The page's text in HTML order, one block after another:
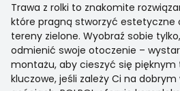
Trawa z rolki to znakomite
które pragną stworzyć estetyczne
tereny zielone. Wyobraź sobie
odmienić swoje otoczenie –
montażu, aby cieszyć się pięknym
kluczowe, jeśli zależy Ci na